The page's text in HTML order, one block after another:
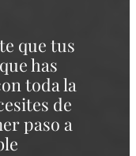
que tus
has
toda la
de
paso a